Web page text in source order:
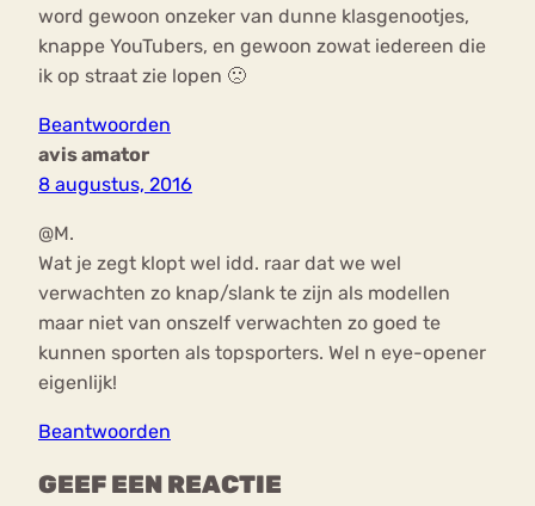
word gewoon onzeker van dunne klasgenootjes,
knappe YouTubers, en gewoon zowat iedereen die
ik op straat zie lopen 🙁
Beantwoorden
avis amator
8 augustus, 2016
@M.
Wat je zegt klopt wel idd. raar dat we wel
verwachten zo knap/slank te zijn als modellen
maar niet van onszelf verwachten zo goed te
kunnen sporten als topsporters. Wel n eye-opener
eigenlijk!
Beantwoorden
GEEF EEN REACTIE